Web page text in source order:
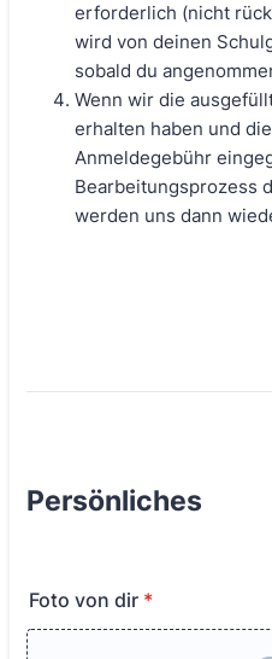
erforderlich (nicht
wird von deinen
sobald du
Wenn wir die
erhalten haben und
Anmeldegebühr
Bearbeitungsprozess
werden uns dann
Persönliches
Foto von dir *